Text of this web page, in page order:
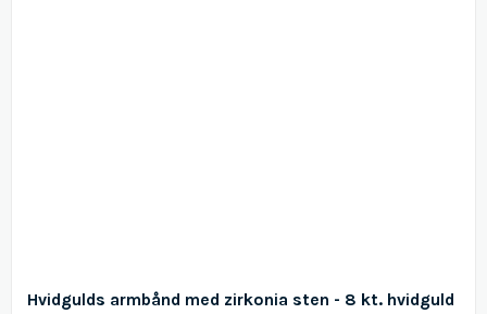
Hvidgulds armbånd med zirkonia sten - 8 kt. hvidguld